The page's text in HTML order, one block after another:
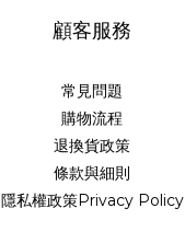
顧客服務
常見問題
購物流程
退換貨政策
條款與細則
隱私權政策Privacy Policy